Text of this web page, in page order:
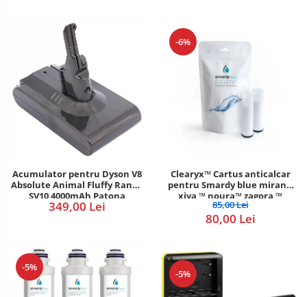
Acumulator pentru Dyson V8
Absolute Animal Fluffy Range
SV10 4000mAh Patona
Premium
349,00 Lei
-6%
Clearyx™ Cartus anticalcar
pentru Smardy blue miran™
xiva ™ noura™ zagora ™
85,00 Lei
80,00 Lei
-5%
-5%